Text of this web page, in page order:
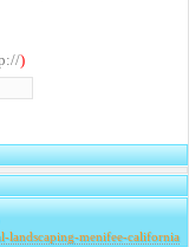
)
landscaping-menifee-california